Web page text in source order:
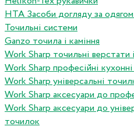
HTA Засоби догляду за
Точильні системи
Ganzo точила і каміння
Work Sharp точильні верстати
Work Sharp професiйнi
Work Sharp унiверсальнi
Work Sharp аксесуари до
Work Sharp аксесуари до
точилок